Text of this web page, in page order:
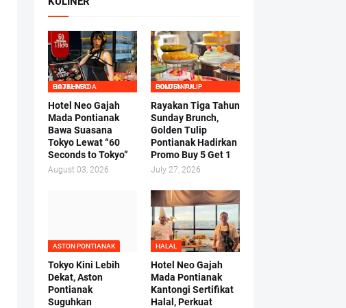
HOTEL NEO GAJAHMADA
Hotel Neo Gajah
Mada Pontianak
Bawa Suasana
Tokyo Lewat “60
Seconds to Tokyo”
August 03, 2026
GOLDEN TULIP PONTIANAK
Rayakan Tiga Tahun
Sunday Brunch,
Golden Tulip
Pontianak Hadirkan
Promo Buy 5 Get 1
July 27, 2026
ASTON PONTIANAK
Tokyo Kini Lebih
Dekat, Aston
Pontianak
Suguhkan
HALAL
Hotel Neo Gajah
Mada Pontianak
Kantongi Sertifikat
Halal, Perkuat